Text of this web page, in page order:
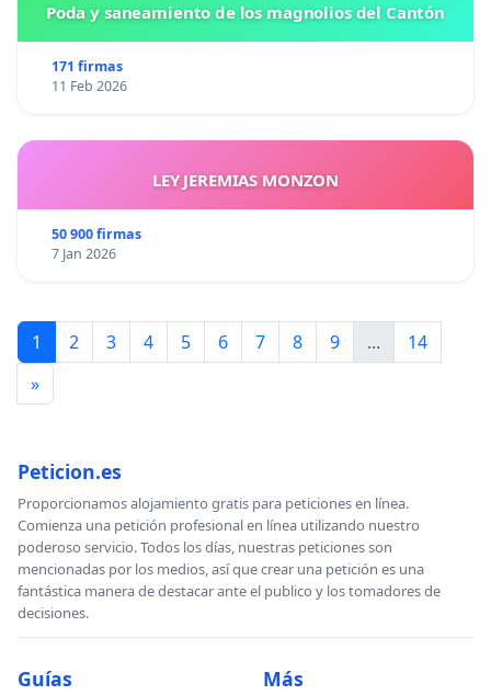
Poda y saneamiento de los magnolios del Cantón
171 firmas
11 Feb 2026
LEY JEREMIAS MONZON
50 900 firmas
7 Jan 2026
1 2 3 4 5 6 7 8 9 ...
14
»
Peticion.es
Proporcionamos alojamiento gratis para peticiones en línea.
Comienza una petición profesional en línea utilizando nuestro
poderoso servicio. Todos los días, nuestras peticiones son
mencionadas por los medios, así que crear una petición es una
fantástica manera de destacar ante el publico y los tomadores de
decisiones.
Guías Más